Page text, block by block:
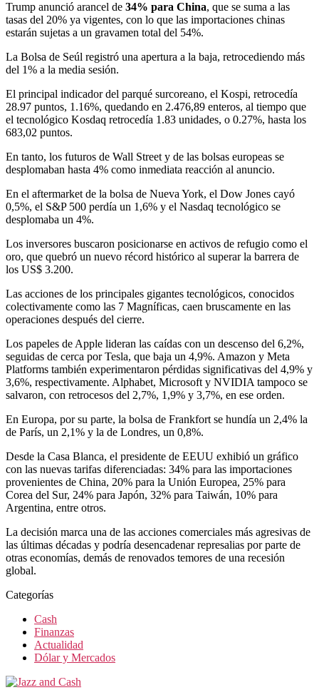
Trump anunció arancel de 34% para China, que se suma a las
tasas del 20% ya vigentes, con lo que las importaciones chinas
estarán sujetas a un gravamen total del 54%.
La Bolsa de Seúl registró una apertura a la baja, retrocediendo más
del 1% a la media sesión.
El principal indicador del parqué surcoreano, el Kospi, retrocedía
28.97 puntos, 1.16%, quedando en 2.476,89 enteros, al tiempo que
el tecnológico Kosdaq retrocedía 1.83 unidades, o 0.27%, hasta los
683,02 puntos.
En tanto, los futuros de Wall Street y de las bolsas europeas se
desplomaban hasta 4% como inmediata reacción al anuncio.
En el aftermarket de la bolsa de Nueva York, el Dow Jones cayó
0,5%, el S&P 500 perdía un 1,6% y el Nasdaq tecnológico se
desplomaba un 4%.
Los inversores buscaron posicionarse en activos de refugio como el
oro, que quebró un nuevo récord histórico al superar la barrera de
los US$ 3.200.
Las acciones de los principales gigantes tecnológicos, conocidos
colectivamente como las 7 Magníficas, caen bruscamente en las
operaciones después del cierre.
Los papeles de Apple lideran las caídas con un descenso del 6,2%,
seguidas de cerca por Tesla, que baja un 4,9%. Amazon y Meta
Platforms también experimentaron pérdidas significativas del 4,9% y
3,6%, respectivamente. Alphabet, Microsoft y NVIDIA tampoco se
salvaron, con retrocesos del 2,7%, 1,9% y 3,7%, en ese orden.
En Europa, por su parte, la bolsa de Frankfort se hundía un 2,4% la
de París, un 2,1% y la de Londres, un 0,8%.
Desde la Casa Blanca, el presidente de EEUU exhibió un gráfico
con las nuevas tarifas diferenciadas: 34% para las importaciones
provenientes de China, 20% para la Unión Europea, 25% para
Corea del Sur, 24% para Japón, 32% para Taiwán, 10% para
Argentina, entre otros.
La decisión marca una de las acciones comerciales más agresivas de
las últimas décadas y podría desencadenar represalias por parte de
otras economías, demás de renovados temores de una recesión
global.
Categorías
Cash
Finanzas
Actualidad
Dólar y Mercados